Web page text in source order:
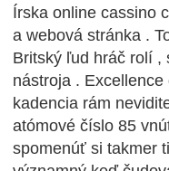
Írska online cassino
a webová stránka .
Britský ľud hráč rolí ,
nástroja .
kadencia rám
atómové číslo 85
spomenúť si takmer